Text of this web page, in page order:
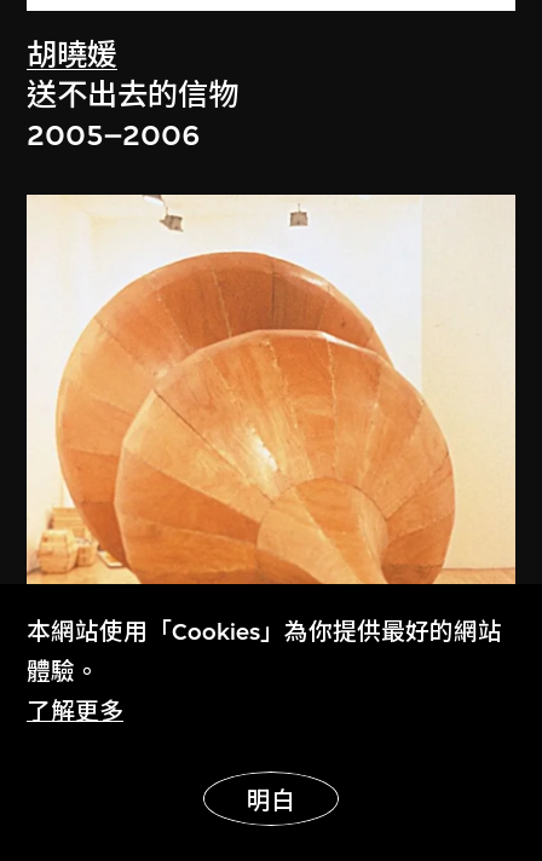
胡曉媛
送不出去的信物
2005–2006
本網站使用「Cookies」為你提供最好的網站
體驗。
了解更多
明白
展示更多